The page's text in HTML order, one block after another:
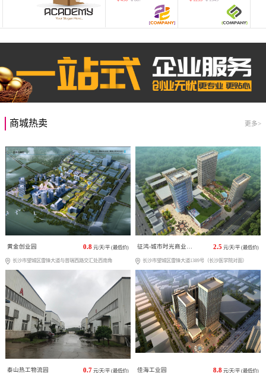
商城热卖 更多>
黄金创业园 0.8 元/天/平 (最低价)
长沙市望城区雷锋大道与普瑞西路交汇处西南角
征鸿-城市时光商业广场 2.5 元/天/平 (最低价)
长沙市望城区雷锋大道1389号（长沙医学院对面）
泰山热工物流园 0.7 元/天/平 (最低价) 佳海工业园 8.8 元/天/平 (最低价)